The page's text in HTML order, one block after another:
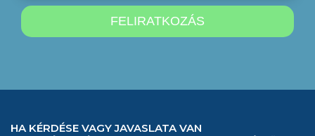
HA KÉRDÉSE VAGY JAVASLATA VAN